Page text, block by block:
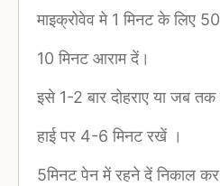
माइक्रोवेव मे 1 मिनट के लिए
10 मिनट आराम दें।
इसे 1-2 बार दोहराए या जब तक
हाई पर 4-6 मिनट रखें ।
5मिनट पेन में रहने दें निकाल